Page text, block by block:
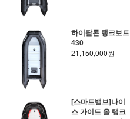
하이팔론 탱크보트
430
21,150,000원
[스마트밸브]나이
스 가이드 올 탱크